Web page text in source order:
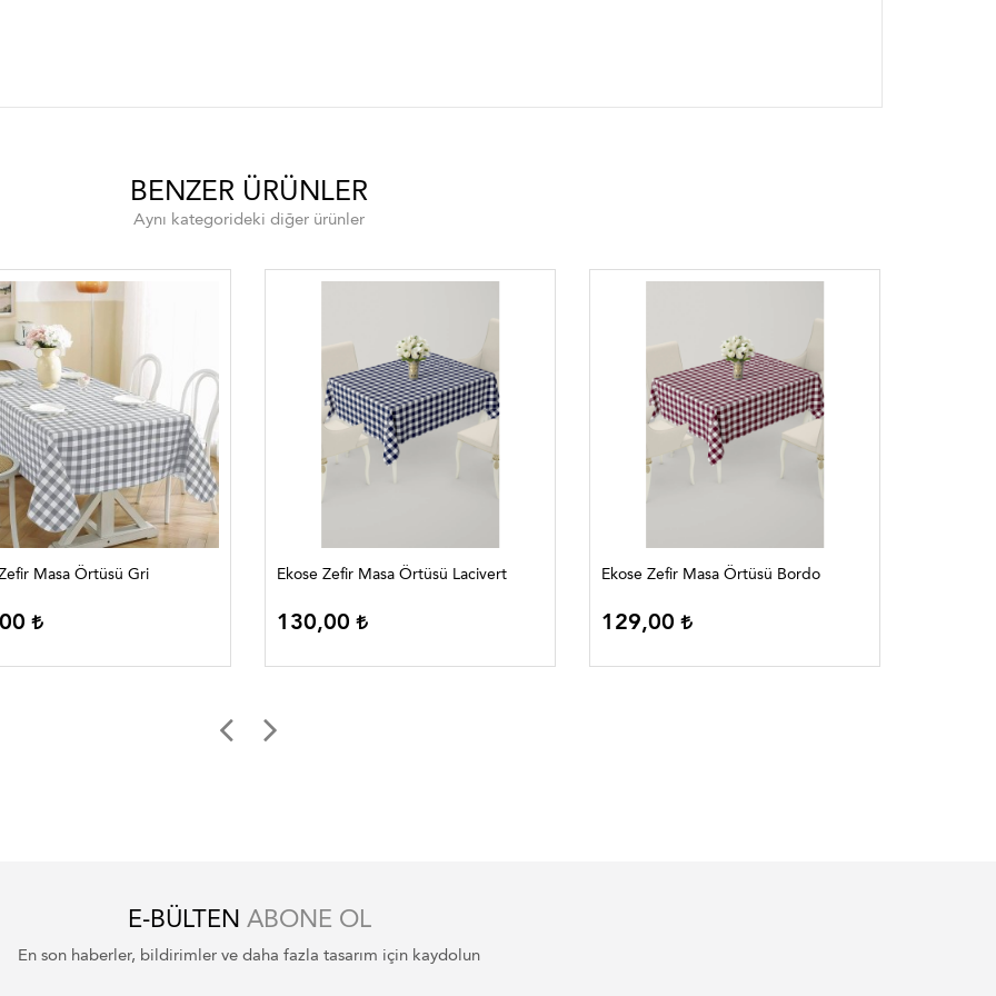
BENZER ÜRÜNLER
Aynı kategorideki diğer ürünler
Masa Örtüsü Gri Ekose Zefir Masa Örtüsü Lacivert
130,00
Ekose Zefir Masa Örtüsü Bordo
129,00
E-BÜLTEN ABONE OL
En son haberler, bildirimler ve daha fazla tasarım için kaydolun